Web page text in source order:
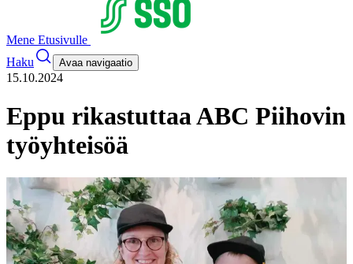
Mene Etusivulle
Haku
Avaa navigaatio
15.10.2024
Eppu rikastuttaa ABC Piihovin
työyhteisöä